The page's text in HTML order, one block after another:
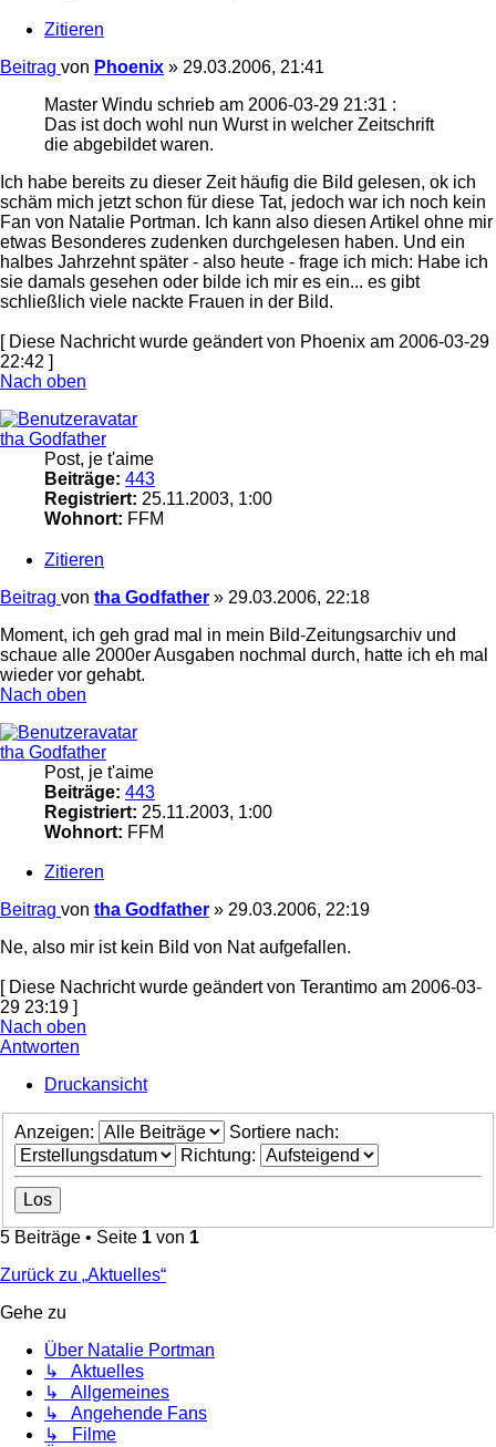
Zitieren
Beitrag von Phoenix » 29.03.2006, 21:41
Master Windu schrieb am 2006-03-29 21:31 :
Das ist doch wohl nun Wurst in welcher Zeitschrift
die abgebildet waren.
Ich habe bereits zu dieser Zeit häufig die Bild gelesen, ok ich
schäm mich jetzt schon für diese Tat, jedoch war ich noch kein
Fan von Natalie Portman. Ich kann also diesen Artikel ohne mir
etwas Besonderes zudenken durchgelesen haben. Und ein
halbes Jahrzehnt später - also heute - frage ich mich: Habe ich
sie damals gesehen oder bilde ich mir es ein... es gibt
schließlich viele nackte Frauen in der Bild.
[ Diese Nachricht wurde geändert von Phoenix am 2006-03-29
22:42 ]
Nach oben
tha Godfather
Post, je t'aime
Beiträge: 443
Registriert: 25.11.2003, 1:00
Wohnort: FFM
Zitieren
Beitrag von tha Godfather » 29.03.2006, 22:18
Moment, ich geh grad mal in mein Bild-Zeitungsarchiv und
schaue alle 2000er Ausgaben nochmal durch, hatte ich eh mal
wieder vor gehabt.
Nach oben
tha Godfather
Post, je t'aime
Beiträge: 443
Registriert: 25.11.2003, 1:00
Wohnort: FFM
Zitieren
Beitrag von tha Godfather » 29.03.2006, 22:19
Ne, also mir ist kein Bild von Nat aufgefallen.
[ Diese Nachricht wurde geändert von Terantimo am 2006-03-
29 23:19 ]
Nach oben
Antworten
Druckansicht
Anzeigen:
Sortiere nach:
Richtung:
5 Beiträge • Seite 1 von 1
Zurück zu „Aktuelles“
Gehe zu
Über Natalie Portman
↳ Aktuelles
↳ Allgemeines
↳ Angehende Fans
↳ Filme